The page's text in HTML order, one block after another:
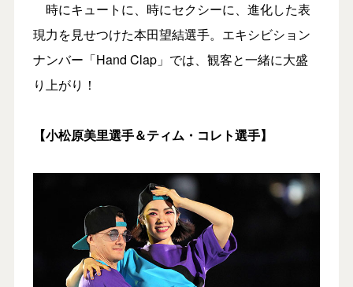
時にキュートに、時にセクシーに、進化した表
現力を見せつけた本田望結選手。エキシビション
ナンバー「Hand Clap」では、観客と一緒に大盛
り上がり！
【小松原美里選手＆ティム・コレト選手】